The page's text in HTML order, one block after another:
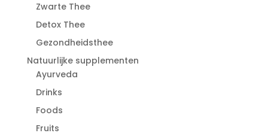
Zwarte Thee
Detox Thee
Gezondheidsthee
Natuurlijke supplementen
Ayurveda
Drinks
Foods
Fruits